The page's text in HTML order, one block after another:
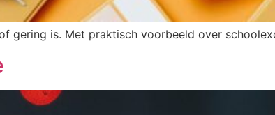
gering is. Met praktisch voorbeeld over